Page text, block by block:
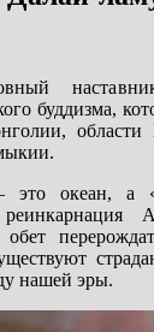
буддизма,
океан, а
обет
нашей эры.